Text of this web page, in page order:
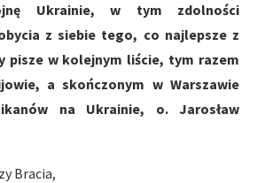
Ukrainie, w tym zdolności
z siebie tego, co najlepsze z
pisze w kolejnym liście, tym razem
a skończonym w Warszawie
na Ukrainie, o. Jarosław
Bracia,